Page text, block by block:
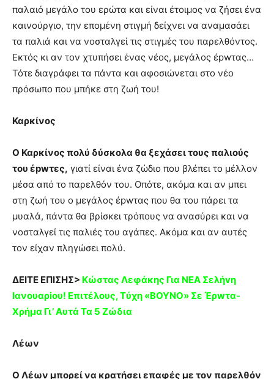
παλαιό μεγάλο του ερώτα και είναι έτοιμος να ζήσει ένα
καινούργιο, την επομένη στιγμή δείχνει να αναμασάει
τα παλιά και να νοσταλγεί τις στιγμές του παρελθόντος.
Εκτός κι αν τον χτυπήσει ένας νέος, μεγάλος έpwτας…
Τότε διαγράφει τα πάντα και αφοσιώνεται στο νέο
πρόσωπο που μπήκε στη ζωή του!
Καρκίνος
Ο Καρκίνος πολύ δύσκολα θα ξεχάσει τους παλιούς
του έpwτες, γιατί είναι ένα ζώδιο που βλέπει το μέλλον
μέσα από το παρελθόν του. Οπότε, ακόμα και αν μπει
στη ζωή του ο μεγάλος έpwτας που θα του πάρει τα
μυαλά, πάντα θα βρίσκει τρόπους να ανασύρει και να
νοσταλγεί τις παλιές του αγάπες. Ακόμα και αν αυτές
τον είχαν πληγώσει πολύ.
ΔΕΙΤΕ ΕΠΙΣΗΣ> Kώστας Λεφάκης Για NΕΑ Σελήvη
Ιανουαρiου! Eπιτέλους, Tύχη «BOYNO» Σε Έρwτα-
Χρήμα Γι’ Αυτά Τα 5 Ζώδια
Λέων
Ο Λέων μπορεί να κρατήσει επαφές με τον παρελθόν